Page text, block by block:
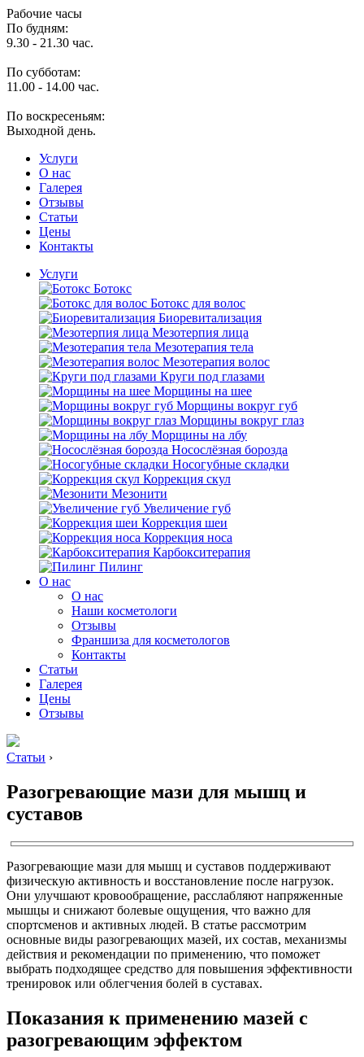
Рабочие часы
По будням:
9.30 - 21.30 час.
По субботам:
11.00 - 14.00 час.
По воскресеньям:
Выходной день.
Услуги
O нас
Галерея
Отзывы
Статьи
Цены
Контакты
Услуги
Ботокс
Ботокс для волос
Биоревитализация
Мезотерпия лица
Мезотерапия тела
Мезотерапия волос
Круги под глазами
Морщины на шее
Морщины вокруг губ
Морщины вокруг глаз
Морщины на лбу
Носослёзная борозда
Носогубные складки
Коррекция скул
Мезонити
Увеличение губ
Коррекция шеи
Коррекция носа
Карбокситерапия
Пилинг
O нас
O нас
Наши косметологи
Отзывы
Франшиза для косметологов
Контакты
Статьи
Галерея
Цены
Отзывы
Статьи ›
Разогревающие мази для мышц и
суставов
Разогревающие мази для мышц и суставов поддерживают
физическую активность и восстановление после нагрузок.
Они улучшают кровообращение, расслабляют напряженные
мышцы и снижают болевые ощущения, что важно для
спортсменов и активных людей. В статье рассмотрим
основные виды разогревающих мазей, их состав, механизмы
действия и рекомендации по применению, что поможет
выбрать подходящее средство для повышения эффективности
тренировок или облегчения болей в суставах.
Показания к применению мазей с
разогревающим эффектом